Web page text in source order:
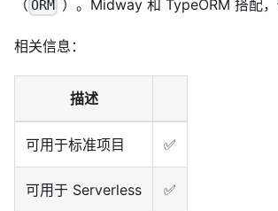
（ ORM ）。Midway 和 TypeORM 搭配，
相关信息：
描述
可用于标准项目 ✅
可用于 Serverless ✅